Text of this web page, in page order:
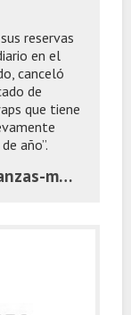
reservas
en el
canceló
de
que tiene
año”.
https://www.cronista.com/finanzas-mercados/blindar-reservas-el-vicepresidente-de-bcra-confirmo-que-redujeron-la-posicion-en-futuros-y-aseguro-que-renovaran-los-swap/